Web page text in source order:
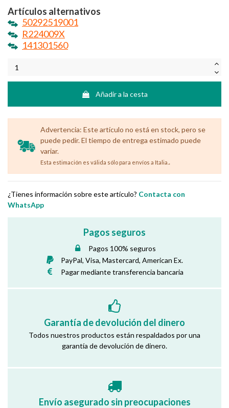
Artículos alternativos
50292519001
R224009X
141301560
Añadir a la cesta
Advertencia: Este artículo no está en stock, pero se
puede pedir. El tiempo de entrega estimado puede
variar.
Esta estimación es válida sólo para envíos a Italia. .
¿Tienes información sobre este artículo? Contacta con
WhatsApp
Pagos seguros
Pagos 100% seguros
PayPal, Visa, Mastercard, American Ex.
Pagar mediante transferencia bancaria
Garantía de devolución del dinero
Todos nuestros productos están respaldados por una
garantía de devolución de dinero.
Envío asegurado sin preocupaciones